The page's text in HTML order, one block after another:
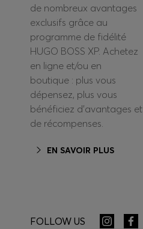
de nombreux avantages
exclusifs grâce au
programme de fidélité
HUGO BOSS XP. Achetez
en ligne et/ou en
boutique : plus vous
dépensez, plus vous
bénéficiez d’avantages et
de récompenses.
EN SAVOIR PLUS
FOLLOW US